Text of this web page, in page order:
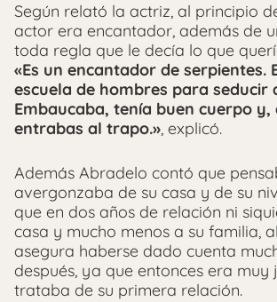
Según relató la actriz, al principio
actor era encantador, además de
toda regla que le decía lo que
«Es un encantador de serpientes.
escuela de hombres para seducir
Embaucaba, tenía buen cuerpo y,
entrabas al trapo.», explicó.
Además Abradelo contó que
avergonzaba de su casa y de su
que en dos años de relación ni
casa y mucho menos a su familia,
asegura haberse dado cuenta
después, ya que entonces era muy
trataba de su primera relación.